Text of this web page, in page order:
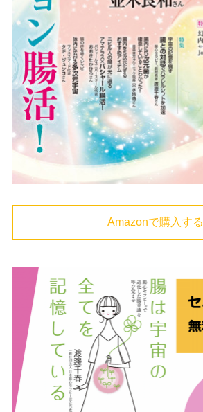
Amazonで購入する